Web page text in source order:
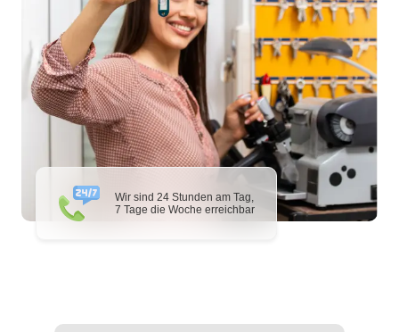
Wir sind 24 Stunden am Tag,
7 Tage die Woche erreichbar